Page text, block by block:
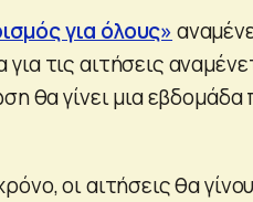
για όλους»
τις αιτήσεις
θα γίνει μια
οι αιτήσεις θα